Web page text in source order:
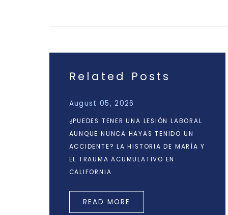
Related Posts
August 05, 2026
¿PUEDES TENER UNA LESIÓN LABORAL
AUNQUE NUNCA HAYAS TENIDO UN
ACCIDENTE? LA HISTORIA DE MARÍA Y
EL TRAUMA ACUMULATIVO EN
CALIFORNIA
READ MORE